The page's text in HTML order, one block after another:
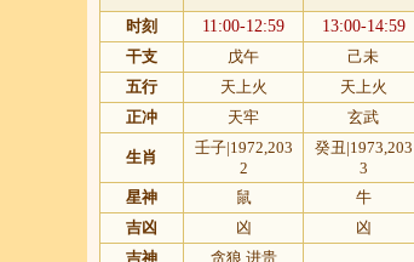
时刻
11:00-12:59 13:00-14:59
干支
戊午 己未
五行
天上火 天上火
正冲
天牢 玄武
生肖
壬子|1972,203
2
癸丑|1973,203
3
星神
鼠 牛
吉凶
凶 凶
吉神
贪狼 进贵